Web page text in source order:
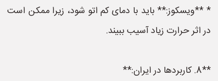
* **ویسکوز:** باید با دمای کم اتو شود، زیرا ممکن است
در اثر حرارت زیاد آسیب ببیند.
**8. کاربردها در ایران:**